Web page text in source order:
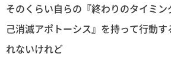
そのくらい自らの『終わりのタイミ
己消滅アポトーシス』を持って行動
れないけれど